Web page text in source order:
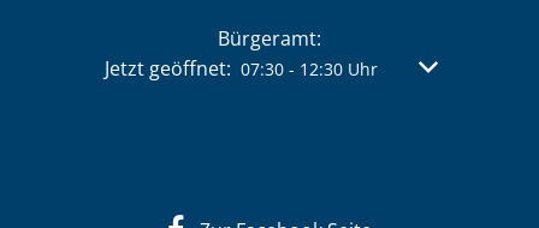
Bürgeramt:
Klicken, um weitere Öffnungs- oder
Jetzt geöffnet: 07:30- 12:30Uhr Von 07:30